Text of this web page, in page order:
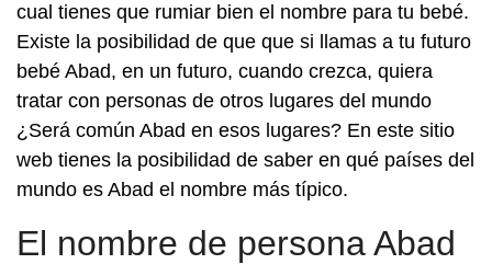
cual tienes que rumiar bien el nombre para tu bebé.
Existe la posibilidad de que que si llamas a tu futuro
bebé Abad, en un futuro, cuando crezca, quiera
tratar con personas de otros lugares del mundo
¿Será común Abad en esos lugares? En este sitio
web tienes la posibilidad de saber en qué países del
mundo es Abad el nombre más típico.
El nombre de persona Abad